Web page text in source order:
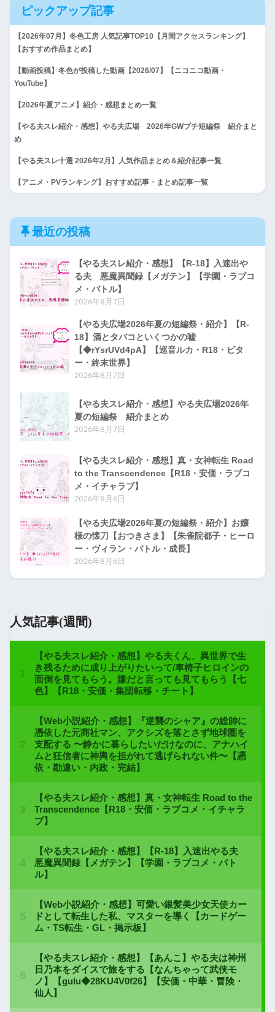
ピックアップ記事
【2026年07月】冬色工房 人気記事TOP10【月間アクセスランキング】
【おすすめ作品まとめ】
【動画投稿】冬色が投稿した動画【2026/07】【ニコニコ動画・
YouTube】
【2026年夏アニメ】紹介・感想まとめ一覧
【やる夫スレ紹介・感想】やる夫広場 2026年GWプチ短編祭 紹介まと
め
【やる夫スレ十選 2026年2月】人気作品まとめ＆紹介記事一覧
【アニメ・PVランキング】おすすめ記事・まとめ記事一覧
最近の投稿
【やる夫スレ紹介・感想】【R-18】入速出や
る夫 悪魔異聞録【メガテン】【学園・ラブコ
メ・バトル】
2026年8月7日
【やる夫広場2026年夏の短編祭・紹介】【R-
18】酒とタバコといくつかの嘘
【◆rYsrUVd4pA】【巡音ルカ・R18・ビタ
ー・終末世界】
2026年8月7日
【やる夫スレ紹介・感想】やる夫広場2026年
夏の短編祭 紹介まとめ
2026年8月7日
【やる夫スレ紹介・感想】真・女神転生 Road
to the Transcendence【R18・安価・ラブコ
メ・イチャラブ】
2026年8月6日
【やる夫広場2026年夏の短編祭・紹介】お嬢
様の懐刀【おつきさま】【朱雀院都子・ヒーロ
ー・ヴィラン・バトル・成長】
2026年8月6日
人気記事(週間)